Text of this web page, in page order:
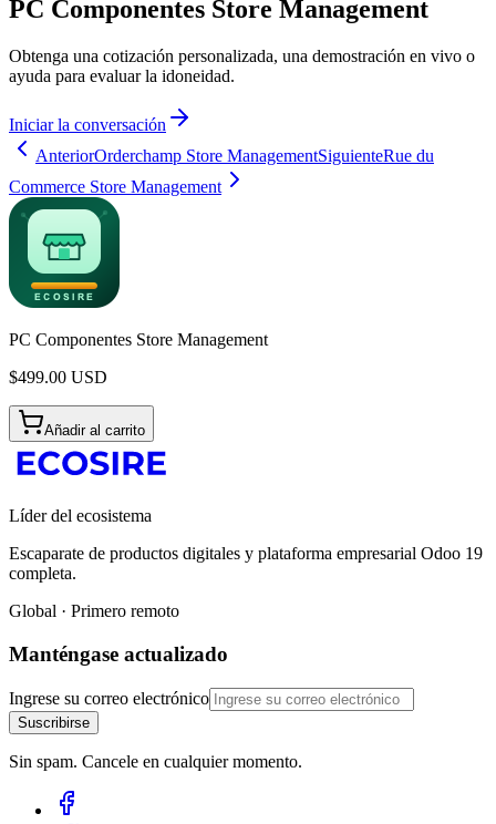
PC Componentes Store Management
Obtenga una cotización personalizada, una demostración en vivo o
ayuda para evaluar la idoneidad.
Iniciar la conversación
AnteriorOrderchamp Store ManagementSiguienteRue du
Commerce Store Management
PC Componentes Store Management
$499.00 USD
Añadir al carrito
Líder del ecosistema
Escaparate de productos digitales y plataforma empresarial Odoo 19
completa.
Global · Primero remoto
Manténgase actualizado
Ingrese su correo electrónico
Suscribirse
Sin spam. Cancele en cualquier momento.